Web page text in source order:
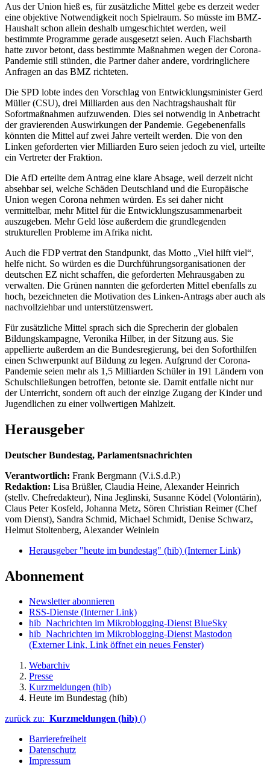
Aus der Union hieß es, für zusätzliche Mittel gebe es derzeit weder
eine objektive Notwendigkeit noch Spielraum. So müsste im BMZ-
Haushalt schon allein deshalb umgeschichtet werden, weil
bestimmte Programme gerade ausgesetzt seien. Auch Flachsbarth
hatte zuvor betont, dass bestimmte Maßnahmen wegen der Corona-
Pandemie still stünden, die Partner daher andere, vordringlichere
Anfragen an das BMZ richteten.
Die SPD lobte indes den Vorschlag von Entwicklungsminister Gerd
Müller (CSU), drei Milliarden aus den Nachtragshaushalt für
Sofortmaßnahmen aufzuwenden. Dies sei notwendig in Anbetracht
der gravierenden Auswirkungen der Pandemie. Gegebenenfalls
könnten die Mittel auf zwei Jahre verteilt werden. Die von den
Linken geforderten vier Milliarden Euro seien jedoch zu viel, urteilte
ein Vertreter der Fraktion.
Die AfD erteilte dem Antrag eine klare Absage, weil derzeit nicht
absehbar sei, welche Schäden Deutschland und die Europäische
Union wegen Corona nehmen würden. Es sei daher nicht
vermittelbar, mehr Mittel für die Entwicklungszusammenarbeit
auszugeben. Mehr Geld löse außerdem die grundlegenden
strukturellen Probleme im Afrika nicht.
Auch die FDP vertrat den Standpunkt, das Motto „Viel hilft viel“,
helfe nicht. So würden es die Durchführungsorganisationen der
deutschen EZ nicht schaffen, die geforderten Mehrausgaben zu
verwalten. Die Grünen nannten die geforderten Mittel ebenfalls zu
hoch, bezeichneten die Motivation des Linken-Antrags aber auch als
nachvollziehbar und unterstützenswert.
Für zusätzliche Mittel sprach sich die Sprecherin der globalen
Bildungskampagne, Veronika Hilber, in der Sitzung aus. Sie
appellierte außerdem an die Bundesregierung, bei den Soforthilfen
einen Schwerpunkt auf Bildung zu legen. Aufgrund der Corona-
Pandemie seien mehr als 1,5 Milliarden Schüler in 191 Ländern von
Schulschließungen betroffen, betonte sie. Damit entfalle nicht nur
der Unterricht, sondern oft auch der einzige Zugang der Kinder und
Jugendlichen zu einer vollwertigen Mahlzeit.
Herausgeber
Deutscher Bundestag, Parlamentsnachrichten
Verantwortlich: Frank Bergmann (V.i.S.d.P.)
Redaktion: Lisa Brüßler, Claudia Heine, Alexander Heinrich
(stellv. Chefredakteur), Nina Jeglinski, Susanne Ködel (Volontärin),
Claus Peter Kosfeld, Johanna Metz, Sören Christian Reimer (Chef
vom Dienst), Sandra Schmid, Michael Schmidt, Denise Schwarz,
Helmut Stoltenberg, Alexander Weinlein
Herausgeber "heute im bundestag" (hib) (Interner Link)
Abonnement
Newsletter abonnieren
RSS-Dienste (Interner Link)
hib_Nachrichten im Mikroblogging-Dienst BlueSky
hib_Nachrichten im Mikroblogging-Dienst Mastodon
(Externer Link, Link öffnet ein neues Fenster)
Webarchiv
Presse
Kurzmeldungen (hib)
Heute im Bundestag (hib)
zurück zu: Kurzmeldungen (hib) ()
Barrierefreiheit
Datenschutz
Impressum